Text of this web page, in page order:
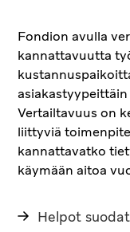
Fondion avulla
kannattavuutta
Vertailtavuus on
liittyviä
kannattavatko
käymään aitoa
Helpot